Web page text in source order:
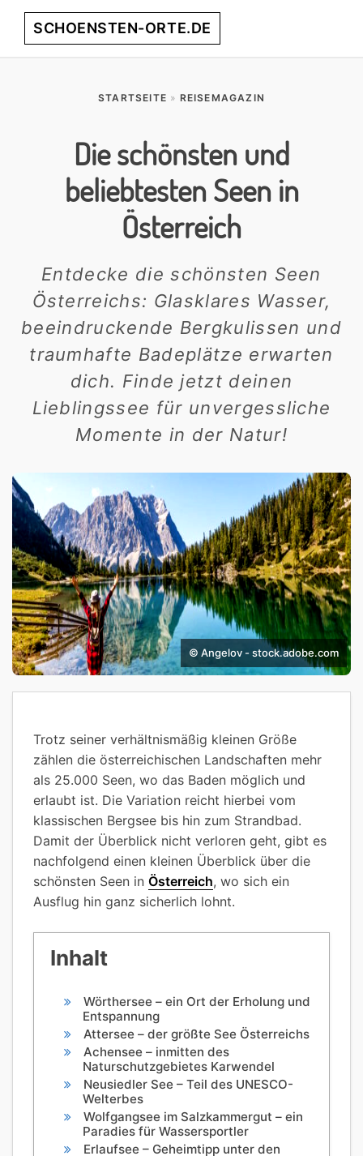
Skip
Skip
Skip
Skip
SCHOENSTEN-ORTE.DE
STARTSEITE » REISEMAGAZIN
Die schönsten und
beliebtesten Seen in
Österreich
Entdecke die schönsten Seen
Österreichs: Glasklares Wasser,
beeindruckende Bergkulissen und
traumhafte Badeplätze erwarten
dich. Finde jetzt deinen
Lieblingssee für unvergessliche
Momente in der Natur!
© Angelov - stock.adobe.com
Trotz seiner verhältnismäßig kleinen Größe
zählen die österreichischen Landschaften mehr
als 25.000 Seen, wo das Baden möglich und
erlaubt ist. Die Variation reicht hierbei vom
klassischen Bergsee bis hin zum Strandbad.
Damit der Überblick nicht verloren geht, gibt es
nachfolgend einen kleinen Überblick über die
schönsten Seen in Österreich, wo sich ein
Ausflug hin ganz sicherlich lohnt.
Inhalt
Wörthersee – ein Ort der Erholung und
Entspannung
Attersee – der größte See Österreichs
Achensee – inmitten des
Naturschutzgebietes Karwendel
Neusiedler See – Teil des UNESCO-
Welterbes
Wolfgangsee im Salzkammergut – ein
Paradies für Wassersportler
Erlaufsee – Geheimtipp unter den